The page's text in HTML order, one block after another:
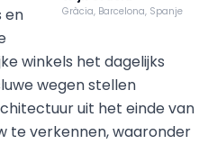
Gràcia, Barcelona, Spanje
en
winkels het dagelijks
wegen stellen
uit het einde van
te verkennen, waaronder